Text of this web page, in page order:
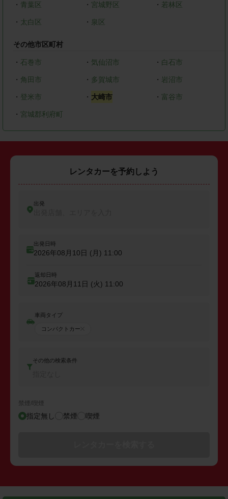
・ 青葉区 ・ 宮城野区 ・ 若林区
・ 太白区 ・ 泉区
その他市区町村
・ 石巻市 ・ 気仙沼市 ・ 白石市
・ 角田市 ・ 多賀城市 ・ 岩沼市
・ 登米市 ・ 大崎市 ・ 富谷市
・ 宮城郡利府町
レンタカーを予約しよう
出発
出発日時
2026年08月10日 (月) 11:00
返却日時
2026年08月11日 (火) 11:00
車両タイプ
コンパクトカー
その他の検索条件
禁煙/喫煙
指定無し 禁煙 喫煙